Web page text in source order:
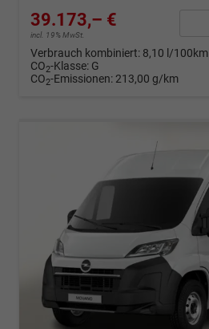
39.173,– €
incl. 19% MwSt.
Verbrauch kombiniert: 8,10 l/100km
CO2-Klasse: G
CO2-Emissionen: 213,00 g/km